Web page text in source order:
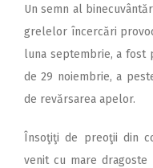
Un semn al
grelelor încercări
luna septembrie, a fost
de 29 noiembrie, a
de revărsarea apelor.
Însoţiţi de preoţii din
venit cu mare